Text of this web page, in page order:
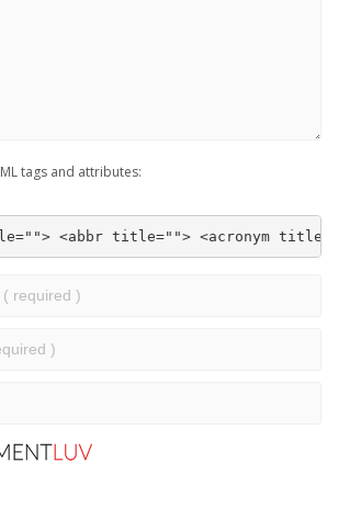
tags and attributes:
<abbr title=""> <acronym